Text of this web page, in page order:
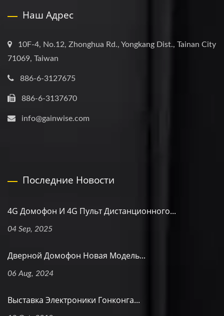
Наш Адрес
10F-4, No.12, Zhonghua Rd., Yongkang Dist., Tainan City
71069, Taiwan
886-6-3127675
886-6-3137670
info@gainwise.com
Последние Новости
4G Домофон И 4G Пульт Дистанционного...
04 Sep, 2025
Дверной Домофон Новая Модель...
06 Aug, 2024
Выставка Электроники Гонконга...